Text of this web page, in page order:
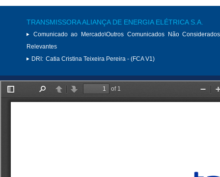
TRANSMISSORA ALIANÇA DE ENERGIA ELÉTRICA S.A.
Comunicado ao Mercado\Outros Comunicados Não
Relevantes
DRI: Catia Cristina Teixeira Pereira - (FCA V1)